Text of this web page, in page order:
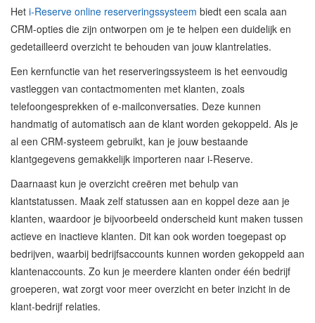
Het i-Reserve online reserveringssysteem biedt een scala aan
CRM-opties die zijn ontworpen om je te helpen een duidelijk en
gedetailleerd overzicht te behouden van jouw klantrelaties.
Een kernfunctie van het reserveringssysteem is het eenvoudig
vastleggen van contactmomenten met klanten, zoals
telefoongesprekken of e-mailconversaties. Deze kunnen
handmatig of automatisch aan de klant worden gekoppeld. Als je
al een CRM-systeem gebruikt, kan je jouw bestaande
klantgegevens gemakkelijk importeren naar i-Reserve.
Daarnaast kun je overzicht creëren met behulp van
klantstatussen. Maak zelf statussen aan en koppel deze aan je
klanten, waardoor je bijvoorbeeld onderscheid kunt maken tussen
actieve en inactieve klanten. Dit kan ook worden toegepast op
bedrijven, waarbij bedrijfsaccounts kunnen worden gekoppeld aan
klantenaccounts. Zo kun je meerdere klanten onder één bedrijf
groeperen, wat zorgt voor meer overzicht en beter inzicht in de
klant-bedrijf relaties.